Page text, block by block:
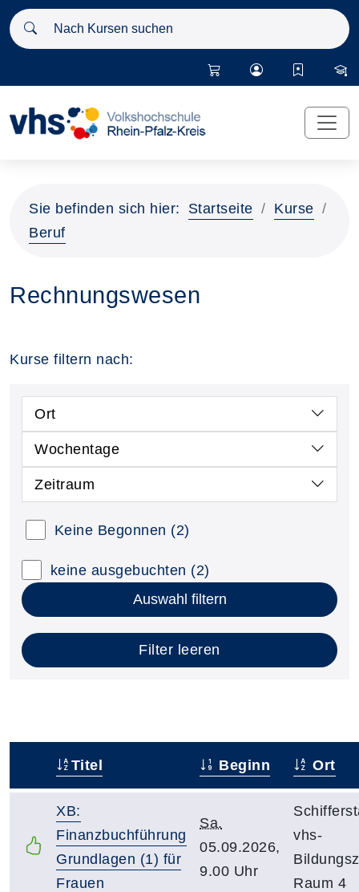
Nach Kursen suchen
Sie befinden sich hier: Startseite
Kurse
Beruf
Rechnungswesen
Kurse filtern nach:
Ort
Wochentage
Zeitraum
Keine Begonnen (2)
keine ausgebuchten (2)
Auswahl filtern
Filter leeren
Titel Beginn Ort
XB:
Finanzbuchführung
Grundlagen (1) für
Frauen
Sa.
05.09.2026,
9.00 Uhr
vhs-
Raum 4